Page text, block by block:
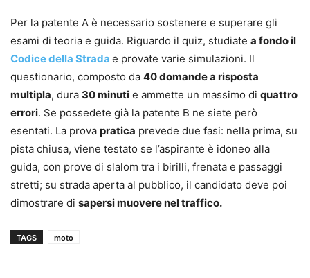
Per la patente A è necessario sostenere e superare gli
esami di teoria e guida. Riguardo il quiz, studiate a fondo il
Codice della Strada e provate varie simulazioni. Il
questionario, composto da 40 domande a risposta
multipla, dura 30 minuti e ammette un massimo di quattro
errori. Se possedete già la patente B ne siete però
esentati. La prova pratica prevede due fasi: nella prima, su
pista chiusa, viene testato se l’aspirante è idoneo alla
guida, con prove di slalom tra i birilli, frenata e passaggi
stretti; su strada aperta al pubblico, il candidato deve poi
dimostrare di sapersi muovere nel traffico.
TAGS moto